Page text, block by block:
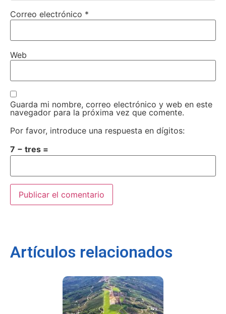
Correo electrónico *
Web
Guarda mi nombre, correo electrónico y web en este
navegador para la próxima vez que comente.
Por favor, introduce una respuesta en dígitos:
7 − tres =
Artículos relacionados